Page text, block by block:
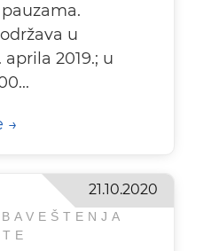
u
aprila 2019.; u
21.10.2020